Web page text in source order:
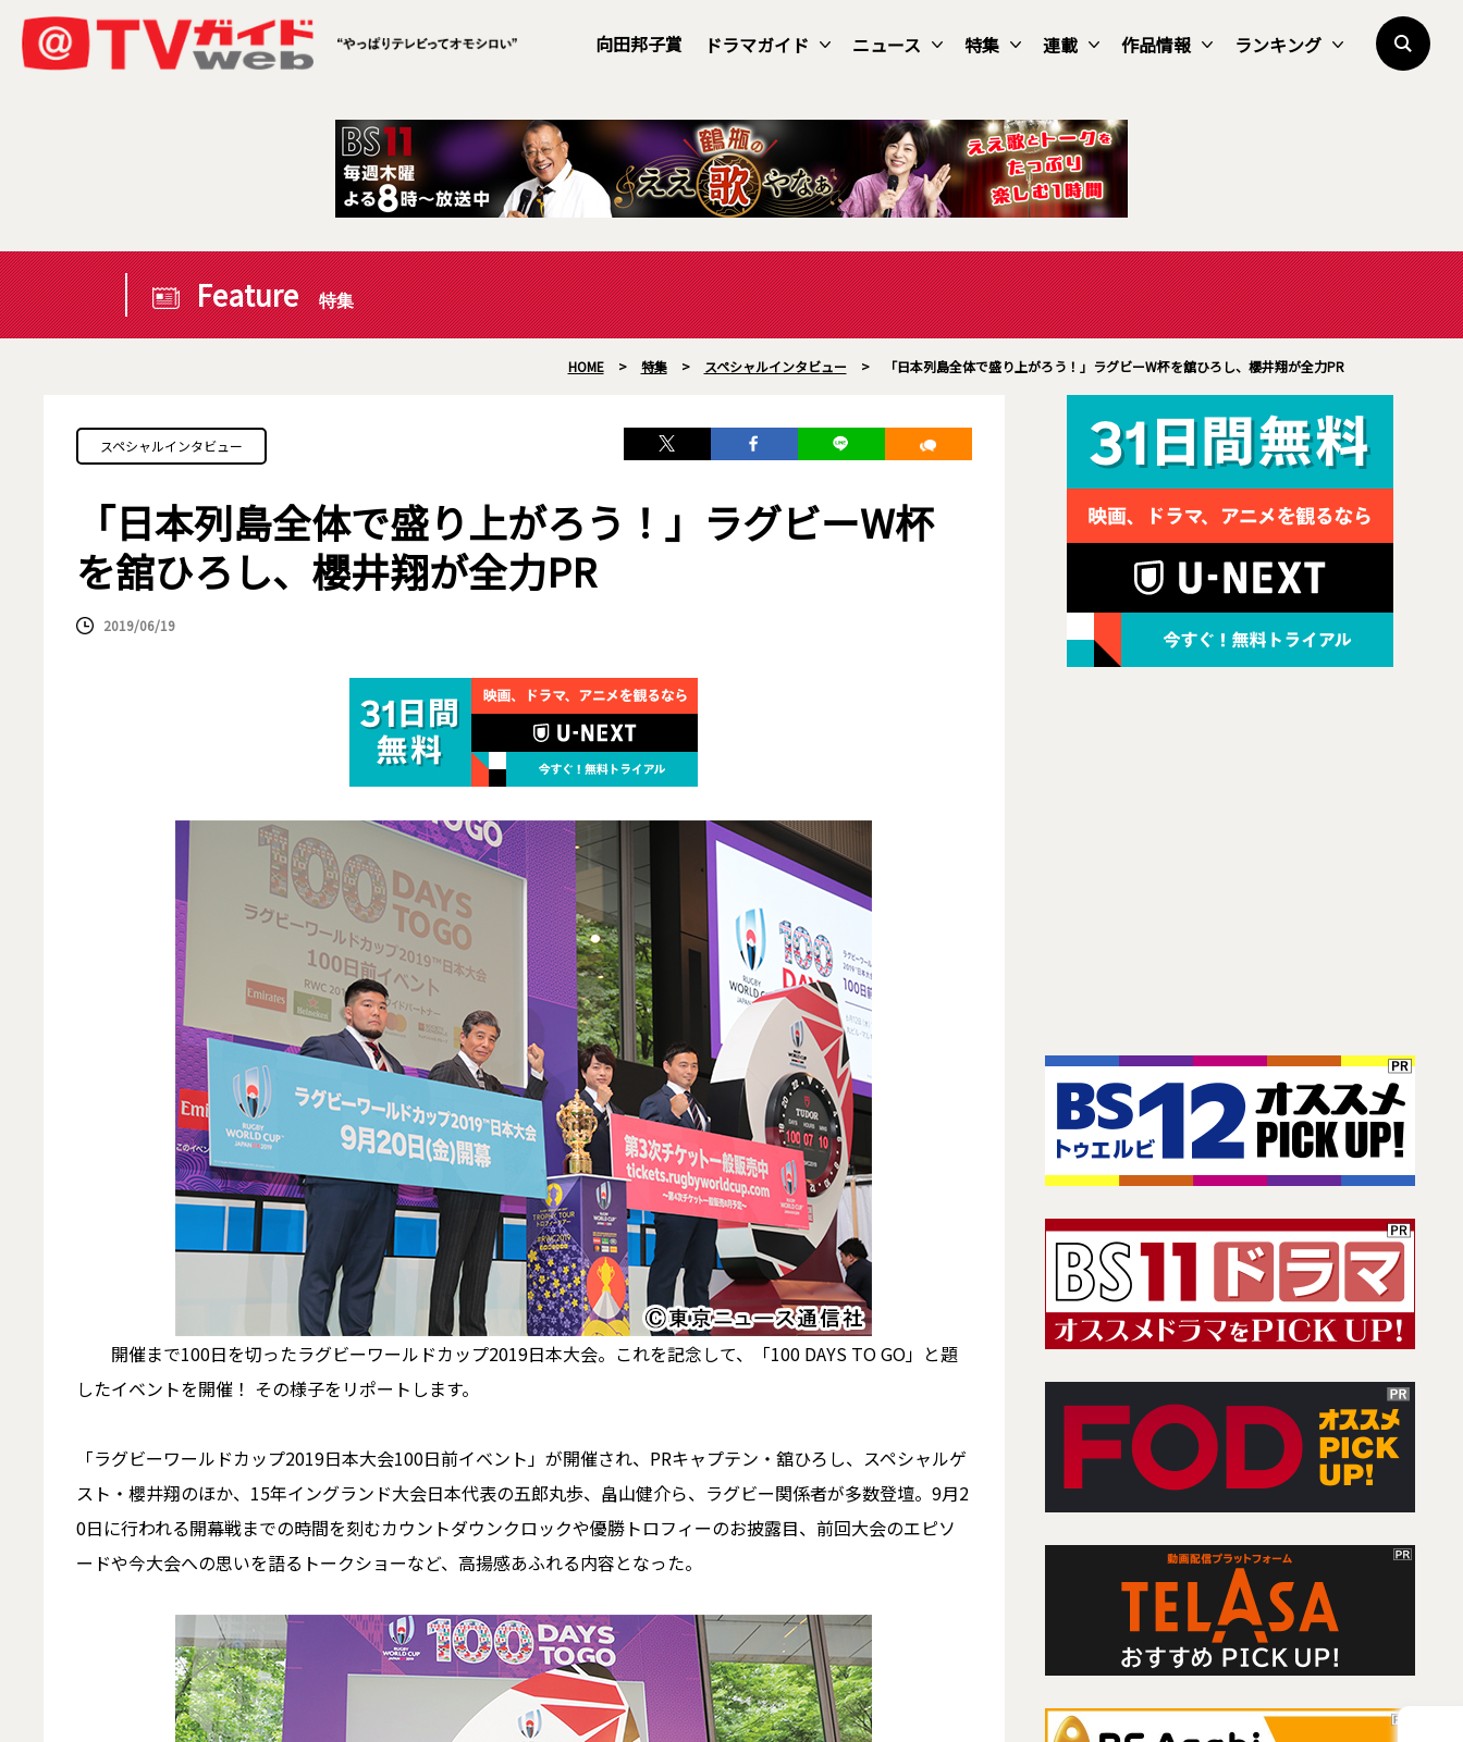
向田邦子賞 ドラマガイド ニュース 特集 連載 作品情報 ランキング
Feature 特集
HOME > 特集 > スペシャルインタビュー > 「日本列島全体で盛り上がろう！」ラグビーW杯を舘ひろし、櫻井翔が全力PR
スペシャルインタビュー
「日本列島全体で盛り上がろう！」ラグビーW杯
を舘ひろし、櫻井翔が全力PR
2019/06/19
開催まで100日を切ったラグビーワールドカップ2019日本大会。これを記念して、「100 DAYS TO GO」と題
したイベントを開催！ その様子をリポートします。
「ラグビーワールドカップ2019日本大会100日前イベント」が開催され、PRキャプテン・舘ひろし、スペシャルゲ
スト・櫻井翔のほか、15年イングランド大会日本代表の五郎丸歩、畠山健介ら、ラグビー関係者が多数登壇。9月2
0日に行われる開幕戦までの時間を刻むカウントダウンクロックや優勝トロフィーのお披露目、前回大会のエピソ
ードや今大会への思いを語るトークショーなど、高揚感あふれる内容となった。